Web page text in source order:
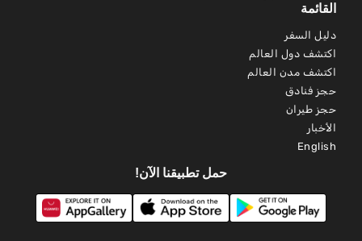
القائمة
دليل السفر
اكتشف دول العالم
اكتشف مدن العالم
حجز فنادق
حجز طيران
الأخبار
English
حمل تطبيقنا الآن!